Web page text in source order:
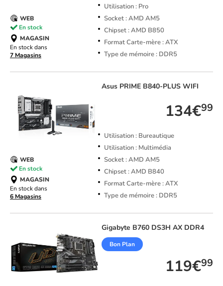
Utilisation : Pro
Socket : AMD AM5
Chipset : AMD B850
Format Carte-mère : ATX
Type de mémoire : DDR5
WEB
En stock
MAGASIN
En stock dans
7 Magasins
Asus PRIME B840-PLUS WIFI
134€99
Utilisation : Bureautique
Utilisation : Multimédia
Socket : AMD AM5
Chipset : AMD B840
Format Carte-mère : ATX
Type de mémoire : DDR5
WEB
En stock
MAGASIN
En stock dans
6 Magasins
Gigabyte B760 DS3H AX DDR4
Bon Plan
119€99